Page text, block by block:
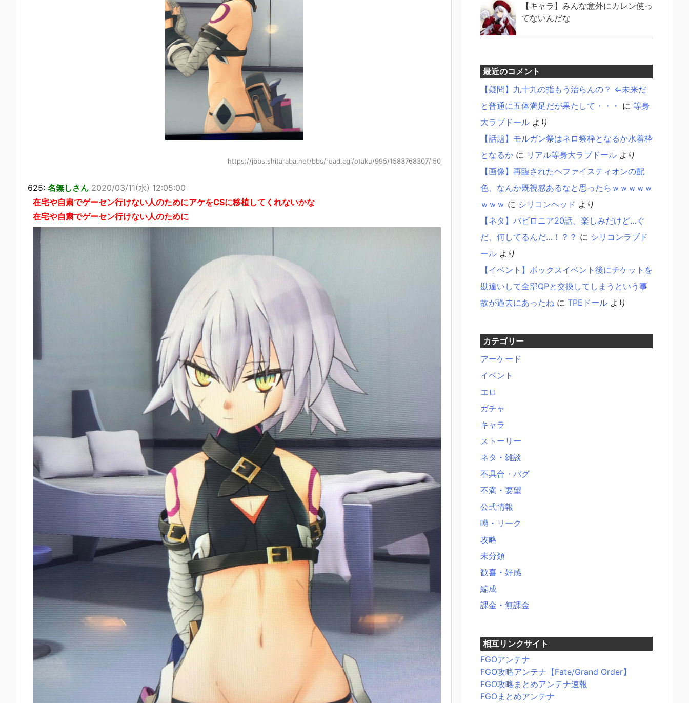
https://jbbs.shitaraba.net/bbs/read.cgi/otaku/995/1583768307/l50
625: 名無しさん 2020/03/11(水) 12:05:00
在宅や自粛でゲーセン行けない人のためにアケをCSに移植してくれないかな
在宅や自粛でゲーセン行けない人のために
【キャラ】みんな意外にカレン使っ
てないんだな
最近のコメント
【疑問】九十九の指もう治らんの？ ⇐未来だ
と普通に五体満足だが果たして・・・ に 等身
大ラブドール より
【話題】モルガン祭はネロ祭枠となるか水着枠
となるか に リアル等身大ラブドール より
【画像】再臨されたヘファイスティオンの配
色、なんか既視感あるなと思ったらｗｗｗｗｗ
ｗｗｗ に シリコンヘッド より
【ネタ】バビロニア20話、楽しみだけど…ぐ
だ、何してるんだ…！？？ に シリコンラブド
ール より
【イベント】ボックスイベント後にチケットを
勘違いして全部QPと交換してしまうという事
故が過去にあったね に TPEドール より
カテゴリー
アーケード
イベント
エロ
ガチャ
キャラ
ストーリー
ネタ・雑談
不具合・バグ
不満・要望
公式情報
噂・リーク
攻略
未分類
歓喜・好感
編成
課金・無課金
相互リンクサイト
FGOアンテナ
FGO攻略アンテナ【Fate/Grand Order】
FGO攻略まとめアンテナ速報
FGOまとめアンテナ